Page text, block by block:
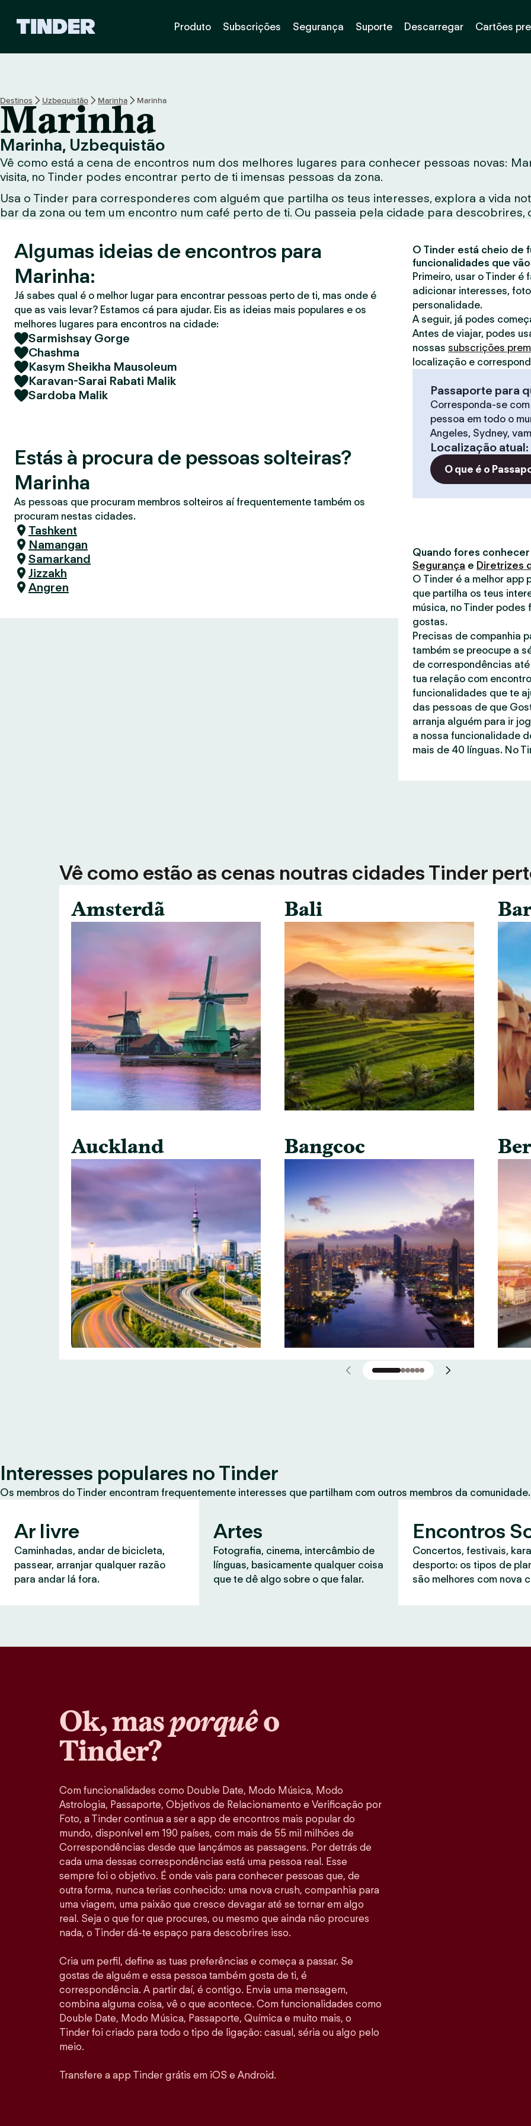
i
n
i
a
l
o
T
d
e
Produto Subscrições Segurança Suporte Descarregar Cartões
Destinos Uzbequistão Marinha Marinha
Marinha
Marinha, Uzbequistão
Vê como está a cena de encontros num dos melhores lugares para conhecer pessoas novas:
visita, no Tinder podes encontrar perto de ti imensas pessoas da zona.
Usa o Tinder para corresponderes com alguém que partilha os teus interesses, explora a vida
bar da zona ou tem um encontro num café perto de ti. Ou passeia pela cidade para
Algumas ideias de encontros para
Marinha:
Já sabes qual é o melhor lugar para encontrar pessoas perto de ti, mas onde é
que as vais levar? Estamos cá para ajudar. Eis as ideias mais populares e os
melhores lugares para encontros na cidade:
Sarmishsay Gorge
Chashma
Kasym Sheikha Mausoleum
Karavan-Sarai Rabati Malik
Sardoba Malik
Estás à procura de pessoas solteiras?
Marinha
As pessoas que procuram membros solteiros aí frequentemente também os
procuram nestas cidades.
Tashkent
Namangan
Samarkand
Jizzakh
Angren
O Tinder está cheio de
funcionalidades que
Primeiro, usar o Tinder é
adicionar interesses,
personalidade.
A seguir, já podes
Antes de viajar, podes
nossas subscrições
localização e
Passaporte para
Corresponda-se
pessoa em todo o
Angeles, Sydney,
Localização atual:
O que é o
Quando fores
Segurança e Diretrizes
O Tinder é a melhor app
que partilha os teus
música, no Tinder
gostas.
Precisas de companhia
também se preocupe a
de correspondências
tua relação com
funcionalidades que te
das pessoas de que
arranja alguém para ir
a nossa funcionalidade
mais de 40 línguas. No
Vê como estão as cenas noutras cidades Tinder
Amsterdã
Auckland
Bali
Bangcoc
Interesses populares no Tinder
Os membros do Tinder encontram frequentemente interesses que partilham com outros membros da
Ar livre
Caminhadas, andar de bicicleta,
passear, arranjar qualquer razão
para andar lá fora.
Artes
Fotografia, cinema, intercâmbio de
línguas, basicamente qualquer coisa
que te dê algo sobre o que falar.
Encontros
Concertos, festivais,
desporto: os tipos de
são melhores com nova
Ok, masporquêo
Tinder?
Com funcionalidades como Double Date, Modo Música, Modo
Astrologia, Passaporte, Objetivos de Relacionamento e Verificação por
Foto, a Tinder continua a ser a app de encontros mais popular do
mundo, disponível em 190 países, com mais de 55 mil milhões de
Correspondências desde que lançámos as passagens. Por detrás de
cada uma dessas correspondências está uma pessoa real. Esse
sempre foi o objetivo. É onde vais para conhecer pessoas que, de
outra forma, nunca terias conhecido: uma nova crush, companhia para
uma viagem, uma paixão que cresce devagar até se tornar em algo
real. Seja o que for que procures, ou mesmo que ainda não procures
nada, o Tinder dá-te espaço para descobrires isso.
Cria um perfil, define as tuas preferências e começa a passar. Se
gostas de alguém e essa pessoa também gosta de ti, é
correspondência. A partir daí, é contigo. Envia uma mensagem,
combina alguma coisa, vê o que acontece. Com funcionalidades como
Double Date, Modo Música, Passaporte, Química e muito mais, o
Tinder foi criado para todo o tipo de ligação: casual, séria ou algo pelo
meio.
Transfere a app Tinder grátis em iOS e Android.